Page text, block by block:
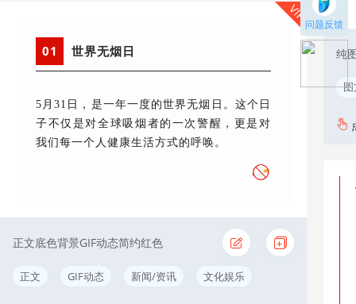
01 世界无烟日
5月31日，是一年一度的世界无烟日。这个日
子不仅是对全球吸烟者的一次警醒，更是对
我们每一个人健康生活方式的呼唤。
正文底色背景GIF动态简约红色
正文 GIF动态 新闻/资讯 文化娱乐
VIP
纯
图
问题反馈